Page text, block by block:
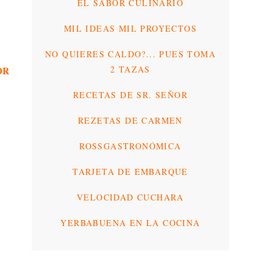
EL SABOR CULINARIO
MIL IDEAS MIL PROYECTOS
NO QUIERES CALDO?... PUES TOMA
2 TAZAS
RECETAS DE SR. SEÑOR
REZETAS DE CARMEN
ROSSGASTRONÓMICA
TARJETA DE EMBARQUE
VELOCIDAD CUCHARA
YERBABUENA EN LA COCINA